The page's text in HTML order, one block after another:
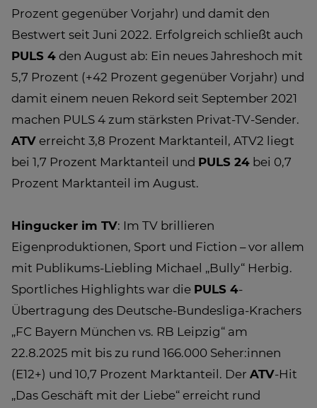
Prozent gegenüber Vorjahr) und damit den
Bestwert seit Juni 2022. Erfolgreich schließt auch
PULS 4 den August ab: Ein neues Jahreshoch mit
5,7 Prozent (+42 Prozent gegenüber Vorjahr) und
damit einem neuen Rekord seit September 2021
machen PULS 4 zum stärksten Privat-TV-Sender.
ATV erreicht 3,8 Prozent Marktanteil, ATV2 liegt
bei 1,7 Prozent Marktanteil und PULS 24 bei 0,7
Prozent Marktanteil im August.
Hingucker im TV: Im TV brillieren
Eigenproduktionen, Sport und Fiction – vor allem
mit Publikums-Liebling Michael „Bully“ Herbig.
Sportliches Highlights war die PULS 4-
Übertragung des Deutsche-Bundesliga-Krachers
„FC Bayern München vs. RB Leipzig“ am
22.8.2025 mit bis zu rund 166.000 Seher:innen
(E12+) und 10,7 Prozent Marktanteil. Der ATV-Hit
„Das Geschäft mit der Liebe“ erreicht rund